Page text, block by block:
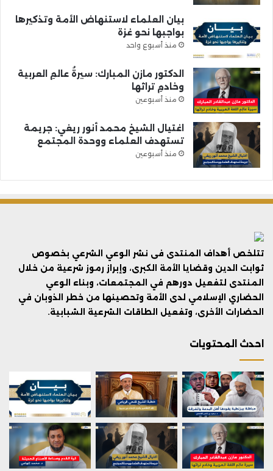
بيان العلماء لاستنهاض الأمة وتذكيرها
بواجبها نحو غزة
منذ أسبوع واحد
الدكتور مازن المبارك: سيرةُ عالمِ العربية
وخادمِ تراثها
منذ أسبوعين
اغتيال الشيخ محمد أنور ريغي: جريمة
تستهدف العلماء ووحدة المجتمع
منذ أسبوعين
تتلخص أهداف المنتدى فى نشر الوعي الشرعي بخصوص
ثوابت الدين وقضايا الأمة الكبرى، وإبراز رموز شرعية من خلال
المنتدى لتفعيل دورهم في المجتمعات، وبناء الوعي
الحضاري الإسلامي لدى الأمة وتحصينها من خطر الذوبان في
الحضارات الأخرى، وتفعيل الطاقات الشرعية الشبابية.
احدث المحتويات